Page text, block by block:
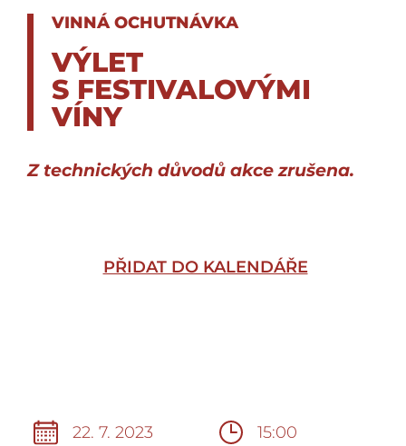
VINNÁ OCHUTNÁVKA
VÝLET
S FESTIVALOVÝMI
VÍNY
Z technických důvodů akce zrušena.
PŘIDAT DO KALENDÁŘE
22. 7. 2023 15:00